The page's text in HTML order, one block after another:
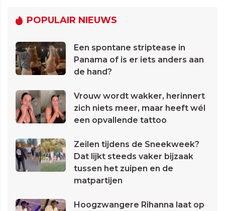
POPULAIR NIEUWS
Een spontane striptease in
Panama of is er iets anders aan
de hand?
Vrouw wordt wakker, herinnert
zich niets meer, maar heeft wél
een opvallende tattoo
Zeilen tijdens de Sneekweek?
Dat lijkt steeds vaker bijzaak
tussen het zuipen en de
matpartijen
Hoogzwangere Rihanna laat op